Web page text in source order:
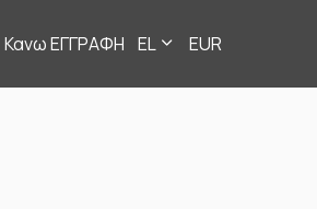
Κανω ΕΓΓΡΑΦΗ EL EUR